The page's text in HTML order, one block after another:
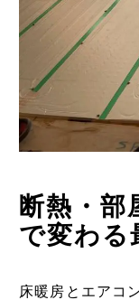
断熱・部
で変わる
床暖房とエアコ